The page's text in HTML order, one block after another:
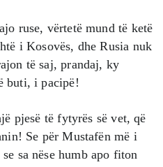
ruse, vërtetë mund të ketë
i Kosovës, dhe Rusia nuk
të saj, prandaj, ky
buti, i pacipë!
pjesë të fytyrës së vet, që
Se për Mustafën më i
sa nëse humb apo fiton